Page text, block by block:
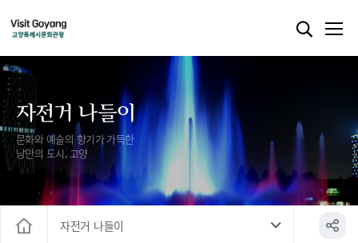
자전거 나들이
문화와 예술의 향기가 가득한
낭만의 도시, 고양
자전거 나들이